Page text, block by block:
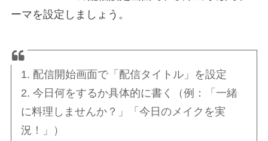
ーマを設定しましょう。
1. 配信開始画面で「配信タイトル」を設定
2. 今日何をするか具体的に書く（例：「一緒
に料理しませんか？」「今日のメイクを実
況！」）